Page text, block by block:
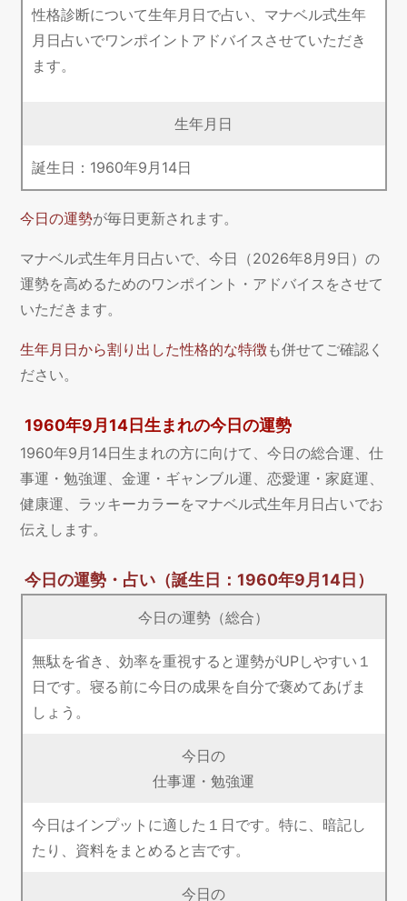
性格診断について生年月日で占い、マナベル式生年
月日占いでワンポイントアドバイスさせていただき
ます。
生年月日
誕生日： 1960年9 月 14日
今日の運勢が毎日更新されます。
マナベル式生年月日占いで、今日（2026年8月9日）の
運勢を高めるためのワンポイント・アドバイスをさせて
いただきます。
生年月日から割り出した性格的な特徴も併せてご確認く
ださい。
1960年9月14日生まれの今日の運勢
1960年9月14日生まれの方に向けて、今日の総合運、仕
事運・勉強運、金運・ギャンブル運、恋愛運・家庭運、
健康運、ラッキーカラーをマナベル式生年月日占いでお
伝えします。
今日の運勢・占い（誕生日：1960年9月14日）
今日の運勢（総合）
無駄を省き、効率を重視すると運勢がUPしやすい１
日です。寝る前に今日の成果を自分で褒めてあげま
しょう。
今日の
仕事運・勉強運
今日はインプットに適した１日です。特に、暗記し
たり、資料をまとめると吉です。
今日の